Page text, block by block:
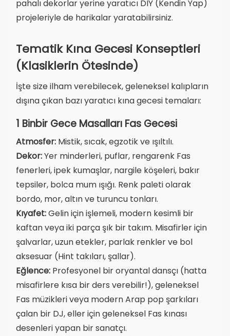
pahalı dekorlar yerine yaratıcı DIY (Kendin Yap)
projeleriyle de harikalar yaratabilirsiniz.
Tematik Kına Gecesi Konseptleri
(Klasiklerin Ötesinde)
İşte size ilham verebilecek, geleneksel kalıpların
dışına çıkan bazı yaratıcı kına gecesi temaları:
1 Binbir Gece Masalları Fas Gecesi
Atmosfer: Mistik, sıcak, egzotik ve ışıltılı.
Dekor:Yer minderleri, puflar, rengarenk Fas
fenerleri, ipek kumaşlar, nargile köşeleri, bakır
tepsiler, bolca mum ışığı. Renk paleti olarak
bordo, mor, altın ve turuncu tonları.
Kıyafet:Gelin için işlemeli, modern kesimli bir
kaftan veya iki parça şık bir takım. Misafirler için
şalvarlar, uzun etekler, parlak renkler ve bol
aksesuar (Hint takıları, şallar).
Eğlence: Profesyonel bir oryantal dansçı (hatta
misafirlere kısa bir ders verebilir!), geleneksel
Fas müzikleri veya modern Arap pop şarkıları
çalan bir DJ, eller için geleneksel Fas kınası
desenleri yapan bir sanatçı.